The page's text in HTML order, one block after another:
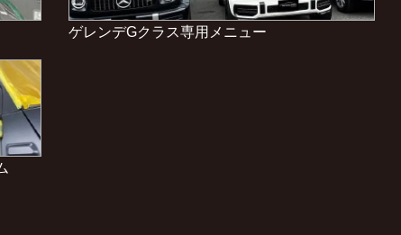
ゲレンデGクラス専用メニュー